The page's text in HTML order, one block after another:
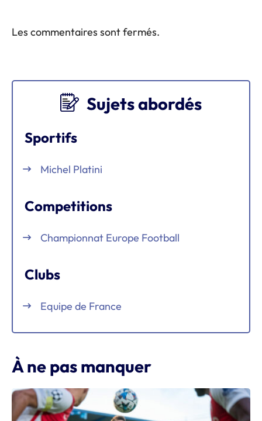
Les commentaires sont fermés.
Sujets abordés
Sportifs
Michel Platini
Competitions
Championnat Europe Football
Clubs
Equipe de France
À ne pas manquer